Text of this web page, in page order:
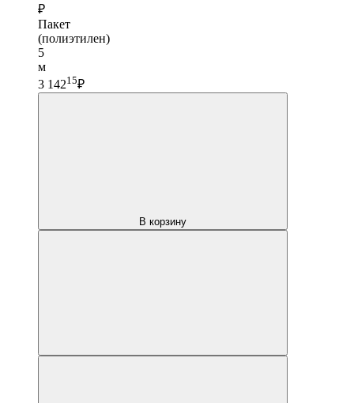
₽
Пакет
(полиэтилен)
5
м
3 14215₽
В корзину